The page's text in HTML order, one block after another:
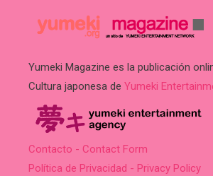
Yumeki Magazine es la publicación
Cultura japonesa de Yumeki
Contacto - Contact Form
Política de Privacidad - Privacy Policy